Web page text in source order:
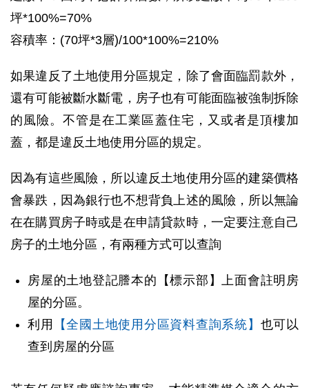
坪*100%=70%
容積率：(70坪*3層)/100*100%=210%
如果違反了土地使用分區規定，除了會面臨罰款外，
還有可能被斷水斷電，房子也有可能面臨被強制拆除
的風險。不管是在工業區蓋住宅，又或者是頂樓加
蓋，都是違反土地使用分區的規定。
因為有這些風險，所以違反土地使用分區的建築價格
會暴跌，因為銀行也不想背負上述的風險，所以無論
在在購買房子時或是在申請貸款時，一定要注意自己
房子的土地分區，有兩種方式可以查詢
房屋的土地登記謄本的【標示部】上面會註明房
屋的分區。
利用
【全國土地使用分區資料查詢系統】 也可以
查到房屋的分區